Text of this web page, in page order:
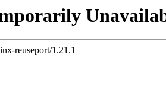
reuseport/1.21.1